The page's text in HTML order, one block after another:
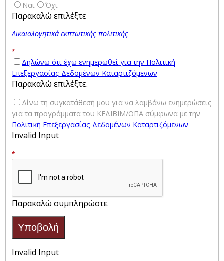
Ναι Όχι
Παρακαλώ επιλέξτε
Δικαιολογητικά εκπτωτικής πολιτικής
*
Δηλώνω ότι έχω ενημερωθεί για την Πολιτική
Επεξεργασίας Δεδομένων Καταρτιζόμενων
Παρακαλώ επιλέξτε.
Δίνω τη συγκατάθεσή μου για να λαμβάνω ενημερώσεις
για τα προγράμματα του ΚΕΔΙΒΙΜ/ΟΠΑ σύμφωνα με την
Πολιτική Επεξεργασίας Δεδομένων Καταρτιζόμενων
Invalid Input
*
Παρακαλώ συμπληρώστε
Υποβολή
Invalid Input